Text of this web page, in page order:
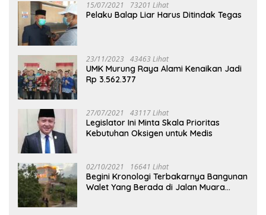
15/07/2021 73201 Lihat
Pelaku Balap Liar Harus Ditindak Tegas
23/11/2023 43463 Lihat
UMK Murung Raya Alami Kenaikan Jadi
Rp 3.562.377
27/07/2021 43117 Lihat
Legislator Ini Minta Skala Prioritas
Kebutuhan Oksigen untuk Medis
02/10/2021 16641 Lihat
Begini Kronologi Terbakarnya Bangunan
Walet Yang Berada di Jalan Muara